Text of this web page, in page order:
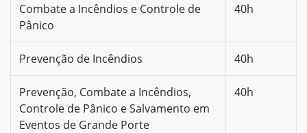
Combate a Incêndios e Controle de
Pânico
40h
Prevenção de Incêndios 40h
Prevenção, Combate a Incêndios,
Controle de Pânico e Salvamento em
Eventos de Grande Porte
40h